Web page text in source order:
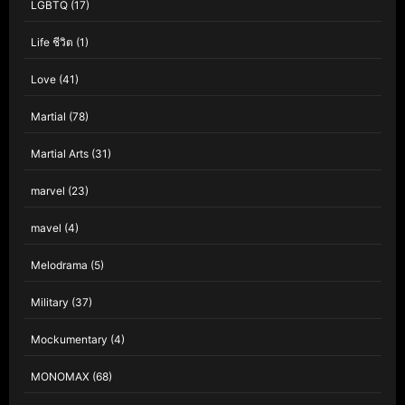
LGBTQ (17)
Life ชีวิต (1)
Love (41)
Martial (78)
Martial Arts (31)
marvel (23)
mavel (4)
Melodrama (5)
Military (37)
Mockumentary (4)
MONOMAX (68)